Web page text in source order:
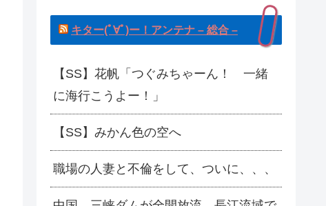
キター(ﾟ∀ﾟ)ー！アンテナ – 総合 –
【SS】花帆「つぐみちゃーん！ 一緒
に海行こうよー！」
【SS】みかん色の空へ
職場の人妻と不倫をして、ついに、、、